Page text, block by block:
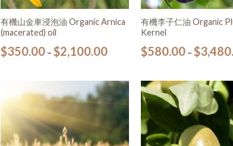
有機山金車浸泡油 Organic Arnica
(macerated) oil
$350.00– $2,100.00
有機李子仁油 Organic
Kernel
$580.00– $
清單